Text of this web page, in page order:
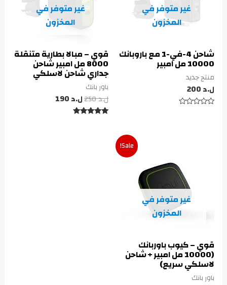
غير متوفر في
المخزون
شاحن 4-في-1 مع باروبانك
10000 مل امبير
منتج جديد
ل.د
غير متوفر في
المخزون
قوي – مبالا بطارية متنقلة
8000 مل امبير شاحن
جداري شاحن لاسلكي
باور بانك
ل.د250 ل.د
Sale!
غير متوفر في
المخزون
قوي – كيوب باوربانك
(10000 مل امبير + شاحن
لاسلكي سريع)
باور بانك